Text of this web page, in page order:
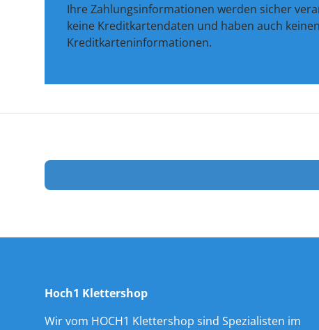
Ihre Zahlungsinformationen werden sicher
keine Kreditkartendaten und haben auch
Kreditkarteninformationen.
Hoch1 Klettershop
Wir vom HOCH1 Klettershop sind Spezialisten im